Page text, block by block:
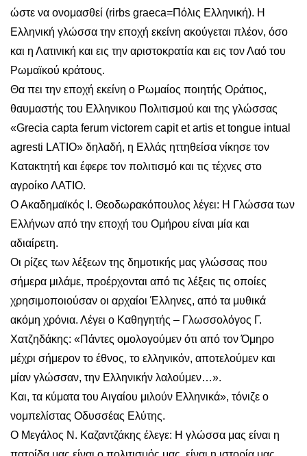
ώστε να ονομασθεί (rirbs graeca=Πόλις Ελληνική). Η
Ελληνική γλώσσα την εποχή εκείνη ακούγεται πλέον, όσο
και η Λατινική και εις την αριστοκρατία και εις τον Λαό του
Ρωμαϊκού κράτους.
Θα πει την εποχή εκείνη ο Ρωμαίος ποιητής Οράτιος,
θαυμαστής του Ελληνικου Πολιτισμού και της γλώσσας
«Grecia capta ferum victorem capit et artis et tongue intual
agresti LATIO» δηλαδή, η Ελλάς ηττηθείσα νίκησε τον
Κατακτητή και έφερε τον πολιτισμό και τις τέχνες στο
αγροίκο ΛΑΤΙΟ.
Ο Ακαδημαϊκός Ι. Θεοδωρακόπουλος λέγει: Η Γλώσσα των
Ελλήνων από την εποχή του Ομήρου είναι μία και
αδιαίρετη.
Οι ρίζες των λέξεων της δημοτικής μας γλώσσας που
σήμερα μιλάμε, προέρχονται από τις λέξεις τις οποίες
χρησιμοποιούσαν οι αρχαίοι Έλληνες, από τα μυθικά
ακόμη χρόνια. Λέγει ο Καθηγητής – Γλωσσολόγος Γ.
Χατζηδάκης: «Πάντες ομολογούμεν ότι από τον Όμηρο
μέχρι σήμερον το έθνος, το ελληνικόν, αποτελούμεν και
μίαν γλώσσαν, την Ελληνικήν λαλούμεν…».
Και, τα κύματα του Αιγαίου μιλούν Ελληνικά», τόνιζε ο
νομπελίστας Οδυσσέας Ελύτης.
Ο Μεγάλος Ν. Καζαντζάκης έλεγε: Η γλώσσα μας είναι η